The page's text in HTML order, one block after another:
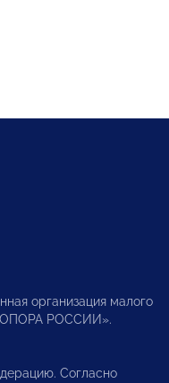
организация малого
«ОПОРА РОССИИ».
Согласно